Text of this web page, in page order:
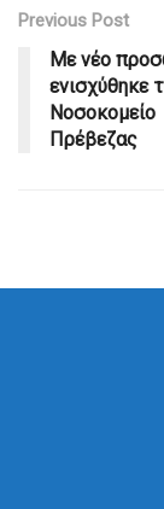
Previous Post
Με νέο
ενισχύθηκε
Νοσοκομείο
Πρέβεζας